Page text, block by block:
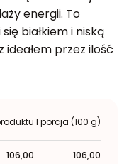
energii. To
białkiem i niską
ideałem przez ilość
1 porcja (100 g)
106,00 106,00